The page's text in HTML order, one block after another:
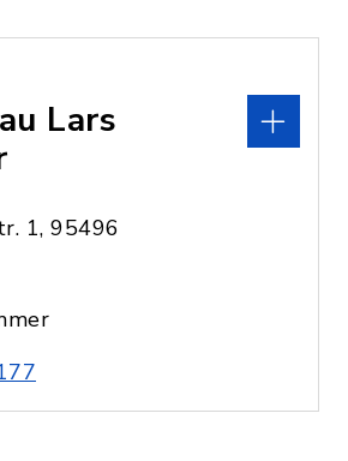
Lars
1, 95496